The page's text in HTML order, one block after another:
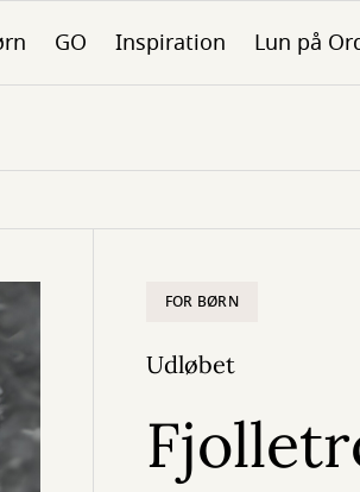
GO Inspiration Lun på
FOR BØRN
Udløbet